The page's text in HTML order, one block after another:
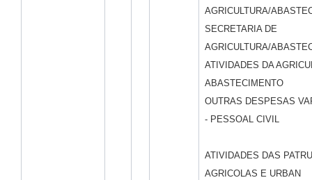
AGRICULTURA/
SECRETARIA DE
AGRICULTURA/
ATIVIDADES DA
ABASTECIMENTO
OUTRAS DESPESAS
- PESSOAL CIVIL
ATIVIDADES DAS
AGRICOLAS E URBAN